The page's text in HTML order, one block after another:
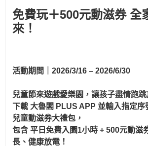
免費玩＋500元動滋券 全
來！
活動期間｜2026/3/16 – 2026/6/30
兒童節來遊戲愛樂園，讓孩子盡情跑跳
下載 大魯閣 PLUS APP 並輸入指定序
兒童動滋券大禮包 ，
包含平日免費入園1小時 + 500元動滋
長、健康放電！